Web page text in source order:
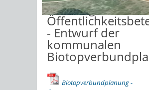
Freiwillige
- Entwurf der
kommunalen
Biotopverbundplanung -